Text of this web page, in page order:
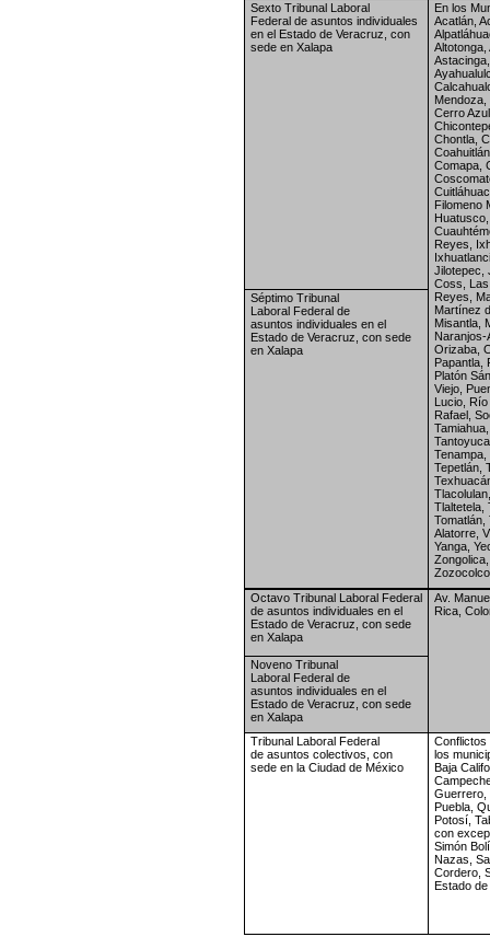
Sexto Tribunal Laboral
Federal de asuntos individuales
en el Estado de Veracruz, con
sede en Xalapa
En los
Acatlán,
Altotonga,
Mendoza,
Cerro
Chontla,
Comapa,
Filomeno
Reyes,
Jilotepec,
Coss,
Reyes,
Martínez
Misantla,
Naranjos-
Orizaba,
Papantla,
Platón
Viejo,
Lucio,
Rafael,
Tenampa,
Tepetlán,
Tlacolulan,
Tlaltetela,
Tomatlán,
Alatorre,
Yanga,
Zongolica,
Zozocolco
Séptimo Tribunal
Laboral Federal de
asuntos individuales en el
Estado de Veracruz, con sede
en Xalapa
Octavo Tribunal Laboral Federal
de asuntos individuales en el
Estado de Veracruz, con sede
en Xalapa
Av.
Rica,
Noveno Tribunal
Laboral Federal de
asuntos individuales en el
Estado de Veracruz, con sede
en Xalapa
Tribunal Laboral Federal
de asuntos colectivos, con
sede en la Ciudad de México
Conflictos
los
Baja
Guerrero,
Puebla,
Potosí,
con
Simón
Nazas,
Cordero,
Estado de